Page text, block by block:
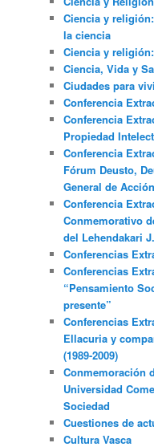
Ciencia y
la ciencia
Ciencia y
Ciencia, Vida y
Ciudades para
Conferencia
Conferencia
Propiedad
Conferencia
Fórum Deusto,
General de
Conferencia
Conmemorativo
del Lehendakari
Conferencias
Conferencias
“Pensamiento
presente”
Conferencias
Ellacuria y
(1989-2009)
Conmemoración
Universidad
Sociedad
Cuestiones de
Cultura Vasca